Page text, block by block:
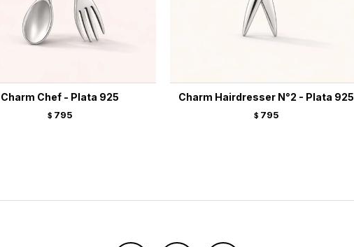
Charm Chef - Plata 925
$ 795
Charm Hairdresser N°2 - Plata 925
$ 795